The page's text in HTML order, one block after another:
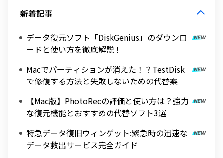
新着記事
データ復元ソフト「DiskGenius」のダウンロ
ードと使い方を徹底解説！
Macでパーティションが消えた！？TestDisk
で修復する方法と失敗しないための代替案
【Mac版】PhotoRecの評価と使い方は？強力
な復元機能とおすすめの代替ソフト3選
特急データ復旧ウィンゲット:緊急時の迅速な
データ救出サービス完全ガイド